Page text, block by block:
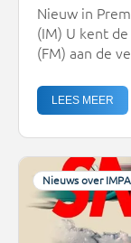
Nieuw in
(IM) U kent
(FM) aan de
snel en
verheugd aan
2026 en zal
LEES MEER
Nieuws over